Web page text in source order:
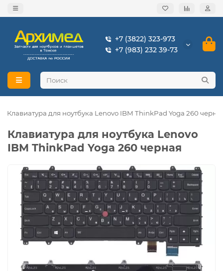
+7 (3822) 323-973
+7 (983) 232 39-73
Клавиатура для ноутбука Lenovo IBM ThinkPad Yoga 260
Клавиатура для ноутбука Lenovo
IBM ThinkPad Yoga 260 черная